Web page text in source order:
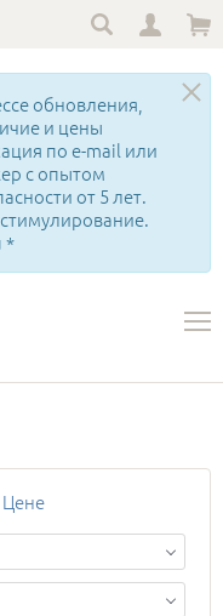
обновления,
и цены
по e-mail или
с опытом
от 5 лет.
*
Цене